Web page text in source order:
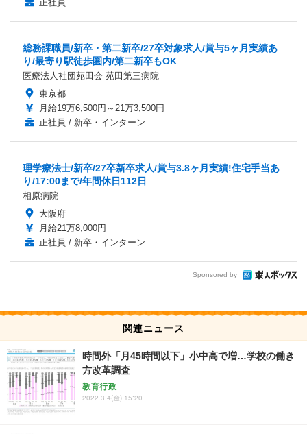
正社員
総務課職員/新卒・第二新卒/27卒対象求人/賞与5ヶ月実績あ
り/最寄り駅徒歩圏内/第二新卒もOK
医療法人社団苑田会 苑田第三病院
東京都
月給19万6,500円～21万3,500円
正社員 / 新卒・インターン
理学療法士/新卒/27卒新卒求人/賞与3.8ヶ月実績!住宅手当あ
り/17:00まで/年間休日112日
相原病院
大阪府
月給21万8,000円
正社員 / 新卒・インターン
Sponsored by
関連ニュース
時間外「月45時間以下」小中高で増…学校の働き
方改革調査
教育行政
2022.3.4(金) 15:20